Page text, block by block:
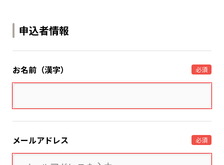
申込者情報
お名前（漢字） 必須
メールアドレス 必須